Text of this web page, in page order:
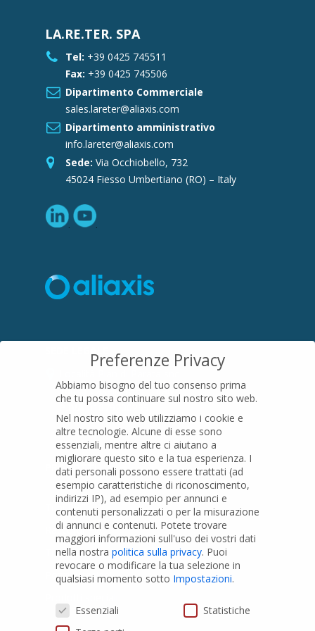
LA.RE.TER. SPA
Tel: +39 0425 745511
Fax: +39 0425 745506
Dipartimento Commerciale
sales.lareter@aliaxis.com
Dipartimento amministrativo
info.lareter@aliaxis.com
Sede: Via Occhiobello, 732
45024 Fiesso Umbertiano (RO) – Italy
16015 Casella (GE) – Italy
01079200299
PRODOTTI
Tubi PVC
Raccordi PVC
Tubi e Raccordi in PVC-A
Pozzi Artesiani
Preferenze Privacy
Abbiamo bisogno del tuo consenso prima
che tu possa continuare sul nostro sito web.
Nel nostro sito web utilizziamo i cookie e
altre tecnologie. Alcune di esse sono
essenziali, mentre altre ci aiutano a
migliorare questo sito e la tua esperienza. I
dati personali possono essere trattati (ad
esempio caratteristiche di riconoscimento,
indirizzi IP), ad esempio per annunci e
contenuti personalizzati o per la misurazione
di annunci e contenuti. Potete trovare
maggiori informazioni sull'uso dei vostri dati
nella nostra politica sulla privacy. Puoi
revocare o modificare la tua selezione in
qualsiasi momento sotto Impostazioni.
Preferenze Privacy
Essenziali
Statistiche